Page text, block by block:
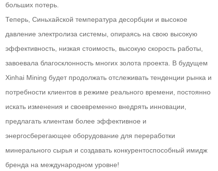
больших потерь.
Теперь, Синьхайской температура десорбции и высокое
давление электролиза системы, опираясь на свою высокую
эффективность, низкая стоимость, высокую скорость работы,
завоевала благосклонность многих золота проекта. В будущем
Xinhai Mining будет продолжать отслеживать тенденции рынка и
потребности клиентов в режиме реального времени, постоянно
искать изменения и своевременно внедрять инновации,
предлагать клиентам более эффективное и
энергосберегающее оборудование для переработки
минерального сырья и создавать конкурентоспособный имидж
бренда на международном уровне!